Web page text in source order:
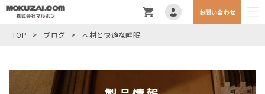
お問い合わせ
TOP > ブログ > 木材と快適な睡眠